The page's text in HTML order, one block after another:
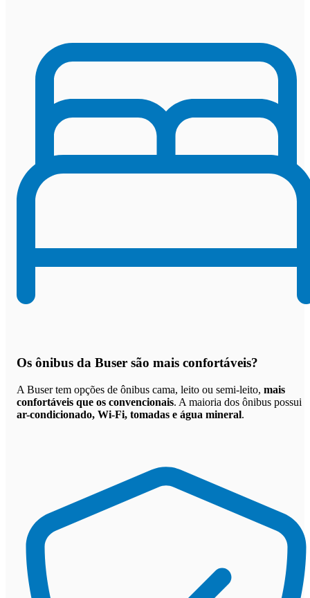
Os ônibus da Buser são mais confortáveis?
A Buser tem opções de ônibus cama, leito ou semi-leito, mais
confortáveis que os convencionais. A maioria dos ônibus possui
ar-condicionado, Wi-Fi, tomadas e água mineral.